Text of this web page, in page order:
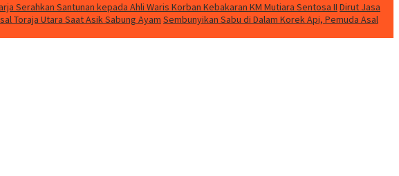
Serahkan Santunan kepada Ahli Waris Korban Kebakaran KM Mutiara Sentosa II Dirut Jasa
Toraja Utara Saat Asik Sabung Ayam Sembunyikan Sabu di Dalam Korek Api, Pemuda Asal